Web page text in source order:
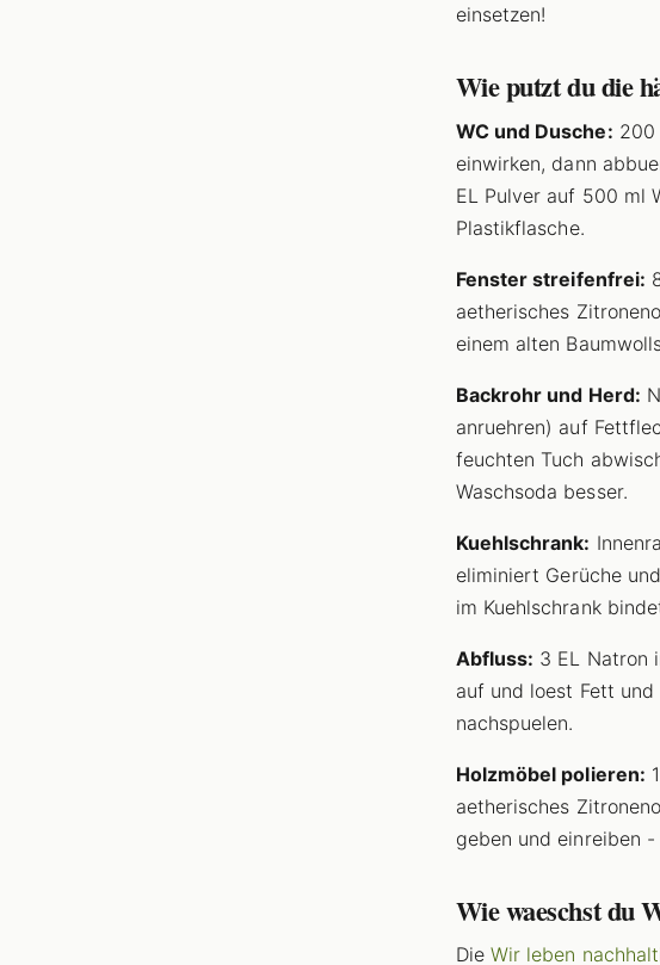
einsetzen!
Wie putzt du die
WC und Dusche: 200
einwirken, dann
EL Pulver auf 500 ml
Plastikflasche.
Fenster streifenfrei:
aetherisches
einem alten
Backrohr und Herd:
anruehren) auf
feuchten Tuch
Waschsoda besser.
Kuehlschrank:
eliminiert Gerüche
im Kuehlschrank
Abfluss: 3 EL Natron
auf und loest Fett
nachspuelen.
Holzmöbel polieren:
aetherisches
geben und einreiben
Wie waeschst du
Die Wir leben